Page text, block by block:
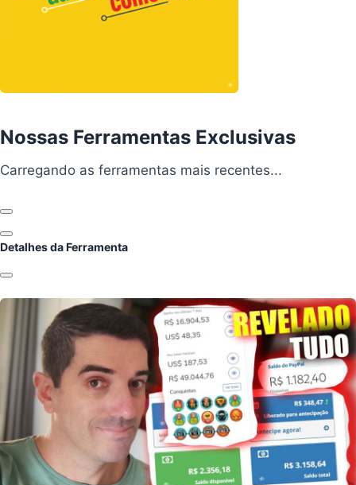
Nossas Ferramentas Exclusivas
Carregando ferramentas...
Carregando as ferramentas mais recentes...
Anterior
Próximo
Detalhes da Ferramenta